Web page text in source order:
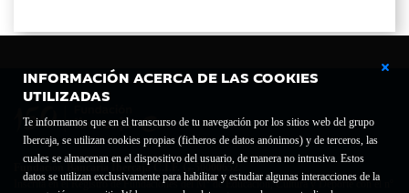
INFORMACIÓN ACERCA DE LAS COOKIES
UTILIZADAS
Te informamos que en el transcurso de tu navegación por los sitios web del grupo
Ibercaja, se utilizan cookies propias (ficheros de datos anónimos) y de terceros, las
cuales se almacenan en el dispositivo del usuario, de manera no intrusiva. Estos
datos se utilizan exclusivamente para habilitar y estudiar algunas interacciones de la
Fundación Bancaria Ibercaja C.I.F. G-50000652.
Inscrita en el Registro de Fundaciones del Mº de Educación, Cultura y Deporte con el nº